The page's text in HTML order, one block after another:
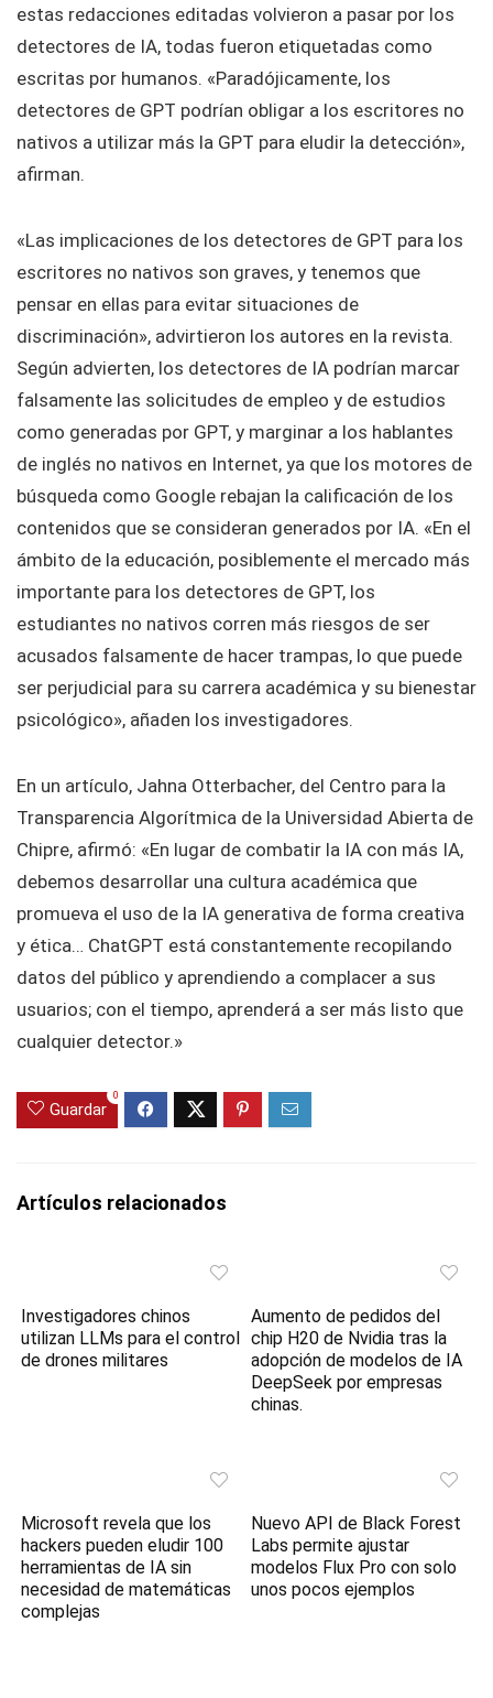
estas redacciones editadas volvieron a pasar por los
detectores de IA, todas fueron etiquetadas como
escritas por humanos. «Paradójicamente, los
detectores de GPT podrían obligar a los escritores no
nativos a utilizar más la GPT para eludir la detección»,
afirman.
«Las implicaciones de los detectores de GPT para los
escritores no nativos son graves, y tenemos que
pensar en ellas para evitar situaciones de
discriminación», advirtieron los autores en la revista.
Según advierten, los detectores de IA podrían marcar
falsamente las solicitudes de empleo y de estudios
como generadas por GPT, y marginar a los hablantes
de inglés no nativos en Internet, ya que los motores de
búsqueda como Google rebajan la calificación de los
contenidos que se consideran generados por IA. «En el
ámbito de la educación, posiblemente el mercado más
importante para los detectores de GPT, los
estudiantes no nativos corren más riesgos de ser
acusados falsamente de hacer trampas, lo que puede
ser perjudicial para su carrera académica y su bienestar
psicológico», añaden los investigadores.
En un artículo, Jahna Otterbacher, del Centro para la
Transparencia Algorítmica de la Universidad Abierta de
Chipre, afirmó: «En lugar de combatir la IA con más IA,
debemos desarrollar una cultura académica que
promueva el uso de la IA generativa de forma creativa
y ética… ChatGPT está constantemente recopilando
datos del público y aprendiendo a complacer a sus
usuarios; con el tiempo, aprenderá a ser más listo que
cualquier detector.»
Guardar
0
Artículos relacionados
Investigadores chinos
utilizan LLMs para el control
de drones militares
Aumento de pedidos del
chip H20 de Nvidia tras la
adopción de modelos de IA
DeepSeek por empresas
chinas.
Microsoft revela que los
hackers pueden eludir 100
herramientas de IA sin
necesidad de matemáticas
complejas
Nuevo API de Black Forest
Labs permite ajustar
modelos Flux Pro con solo
unos pocos ejemplos